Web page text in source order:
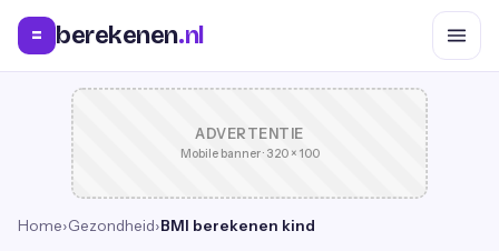
= berekenen.nl
ADVERTENTIE
Mobile banner · 320 × 100
Home›Gezondheid›BMI berekenen kind